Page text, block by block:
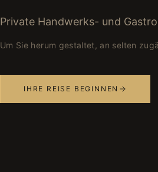
Private Handwerks- und
Um Sie herum gestaltet, an selten
IHRE REISE BEGINNEN